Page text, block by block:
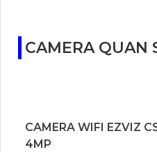
CAMERA QUAN
CAMERA WIFI EZVIZ
4MP